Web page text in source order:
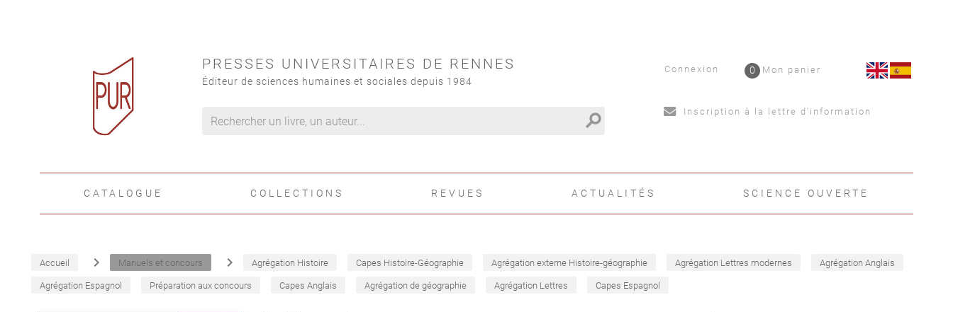
PRESSES UNIVERSITAIRES DE RENNES
Éditeur de sciences humaines et sociales depuis 1984
search
Connexion Mon panier
0
Inscription à la lettre d'information
CATALOGUE COLLECTIONS REVUES ACTUALITÉS SCIENCE OUVERTE
Accueil navigate_next Manuels et concours navigate_next Agrégation Histoire Capes Histoire-Géographie Agrégation externe Histoire-géographie Agrégation Lettres modernes Agrégation Anglais
Agrégation Espagnol Préparation aux concours Capes Anglais Agrégation de géographie Agrégation Lettres Capes Espagnol